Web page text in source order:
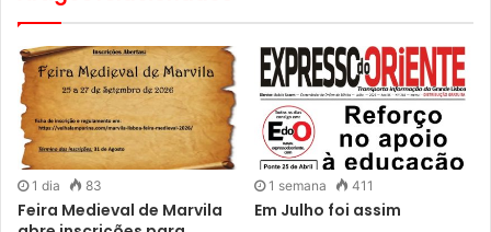
1 dia 83
Feira Medieval de Marvila
1 semana 411
Em Julho foi assim